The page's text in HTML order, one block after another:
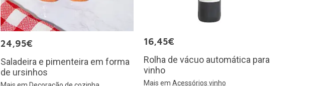
24,95€
Saladeira e pimenteira em forma
de ursinhos
16,45€
Rolha de vácuo automática para
vinho
Mais em Acessórios vinho